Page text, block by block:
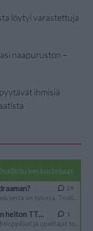
löytyi varastettuja
naapuruston –
ihmisiä